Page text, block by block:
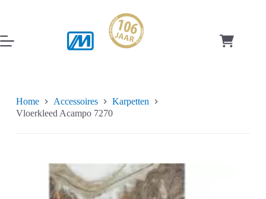
inhoud
Home Accessoires
Karpetten
Vloerkleed Acampo 7270